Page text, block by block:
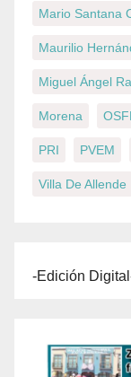
Mario Santana
Maurilio
Miguel Ángel
Morena
PRI PVEM
Villa De Allende
-Edición